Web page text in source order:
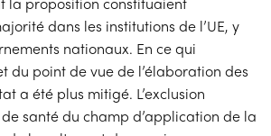
dans les institutions de l’UE, y
nationaux. En ce qui
du point de vue de l’élaboration des
a été plus mitigé. L’exclusion
santé du champ d’application de la